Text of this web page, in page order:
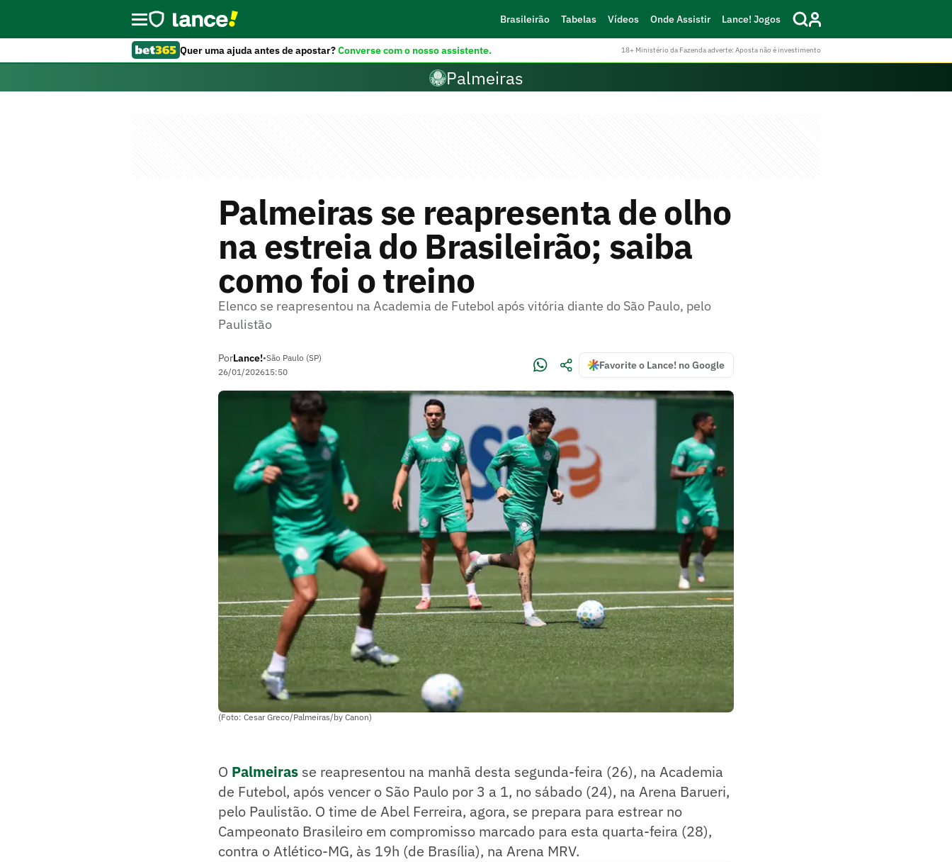
Brasileirão Tabelas Vídeos Onde Assistir Lance! Jogos
Quer uma ajuda antes de apostar?Converse com o nosso assistente. 18+ Ministério da Fazenda adverte: Aposta não é investimento
Palmeiras
Palmeiras se reapresenta de olho
na estreia do Brasileirão; saiba
como foi o treino
Elenco se reapresentou na Academia de Futebol após vitória diante do São Paulo, pelo
Paulistão
PorLance!•São Paulo (SP)
26/01/202615:50
Favorite o Lance! no Google
(Foto: Cesar Greco/Palmeiras/by Canon)
O Palmeiras se reapresentou na manhã desta segunda-feira (26), na Academia
de Futebol, após vencer o São Paulo por 3 a 1, no sábado (24), na Arena Barueri,
pelo Paulistão. O time de Abel Ferreira, agora, se prepara para estrear no
Campeonato Brasileiro em compromisso marcado para esta quarta-feira (28),
contra o Atlético-MG, às 19h (de Brasília), na Arena MRV.